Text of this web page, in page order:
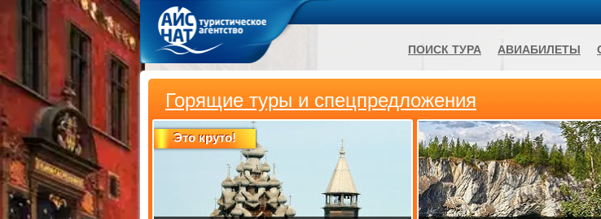
Горящие туры и спецпредложения
Это круто!
ПОИСК ТУРА АВИАБИЛЕТЫ